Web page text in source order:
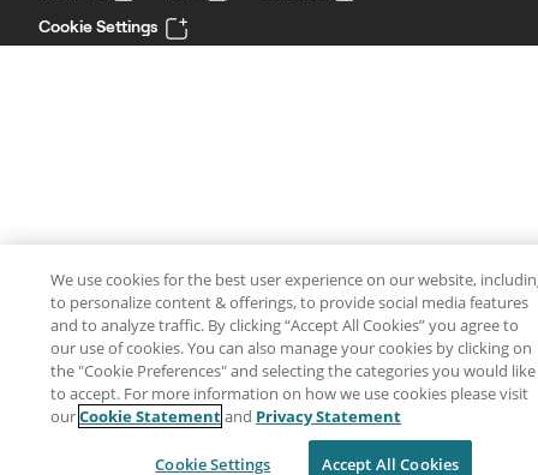
Cookie Settings
We use cookies for the best user experience on our website,
to personalize content & offerings, to provide social media features
and to analyze traffic. By clicking “Accept All Cookies” you agree to
our use of cookies. You can also manage your cookies by clicking on
the "Cookie Preferences" and selecting the categories you would like
to accept. For more information on how we use cookies please visit
ourCookie Statementand Privacy Statement
Cookie Settings Accept All Cookies